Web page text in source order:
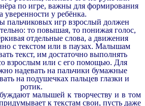
по игре, важны для формирования
уверенности у ребёнка.
пальчиковых игр взрослый должен
то повышая, то понижая голос,
отдельные слова, а движения
с текстом или в паузах. Малышам
текст, им достаточно выполнять
взрослым или с его помощью. Для
надевать на пальчики бумажные
на подушечках пальцев глазки и
ротик.
малышей к творчеству и в том
к текстам свои, пусть даже